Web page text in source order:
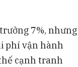
7%, nhưng
phí vận hành
cạnh tranh